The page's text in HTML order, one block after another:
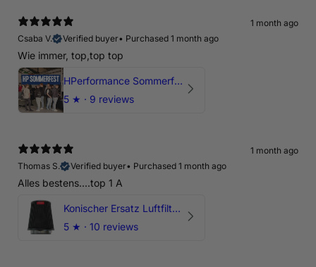
1 month ago
Csaba V.
Verified buyer• Purchased 1 month ago
Wie immer, top,top top
HPerformance Sommerfest 2026
5 ★ · 9 reviews
1 month ago
Thomas S.
Verified buyer• Purchased 1 month ago
Alles bestens....top 1 A
Konischer Ersatz Luftfilter Pilz - 4" & 5" Offene Ansaugung
5 ★ · 10 reviews